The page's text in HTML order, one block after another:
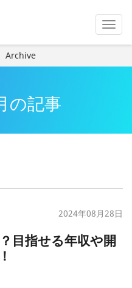
Archive
の記事
2024年08月28日
目指せる年収や開